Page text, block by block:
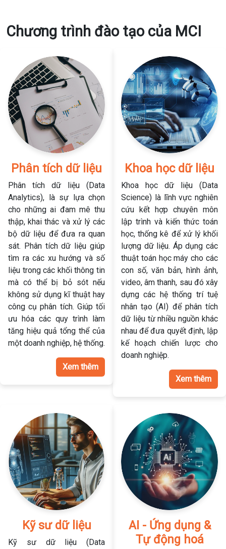
Chương trình đào tạo của MCI
Phân tích dữ liệu
Phân tích dữ liệu (Data
Analytics), là sự lựa chọn
cho những ai đam mê thu
thập, khai thác và xử lý các
bộ dữ liệu để đưa ra quan
sát. Phân tích dữ liệu giúp
tìm ra các xu hướng và số
liệu trong các khối thông tin
mà có thể bị bỏ sót nếu
không sử dụng kĩ thuật hay
công cụ phân tích. Giúp tối
ưu hóa các quy trình làm
tăng hiệu quả tổng thể của
một doanh nghiệp, hệ thống.
Xem thêm
Khoa học dữ liệu
Khoa học dữ liệu (Data
Science) là lĩnh vực nghiên
cứu kết hợp chuyên môn
lập trình và kiến thức toán
học, thống kê để xử lý khối
lượng dữ liệu. Áp dụng các
thuật toán học máy cho các
con số, văn bản, hình ảnh,
video, âm thanh, sau đó xây
dựng các hệ thống trí tuệ
nhân tạo (AI) để phân tích
dữ liệu từ nhiều nguồn khác
nhau để đưa quyết định, lập
kế hoạch chiến lược cho
doanh nghiệp.
Xem thêm
Kỹ sư dữ liệu
Kỹ sư dữ liệu (Data
AI - Ứng dụng &
Tự động hoá